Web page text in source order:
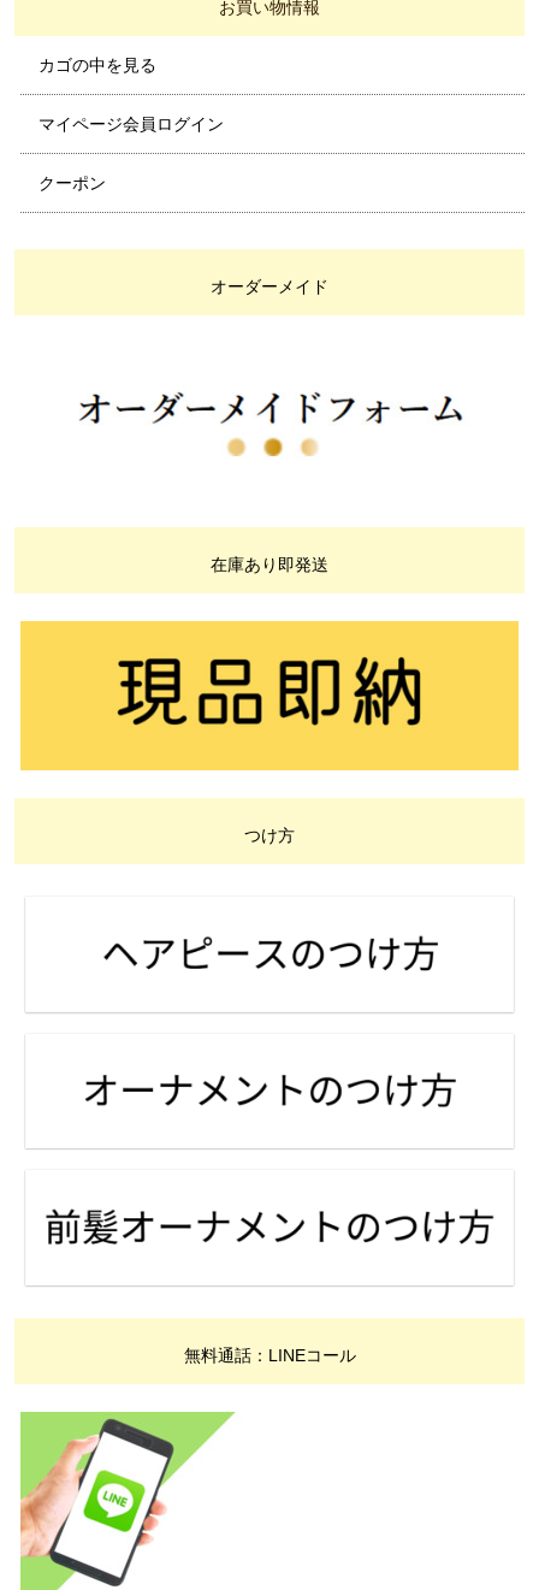
お買い物情報
カゴの中を見る
マイページ会員ログイン
クーポン
オーダーメイド
在庫あり即発送
つけ方
無料通話：LINEコール